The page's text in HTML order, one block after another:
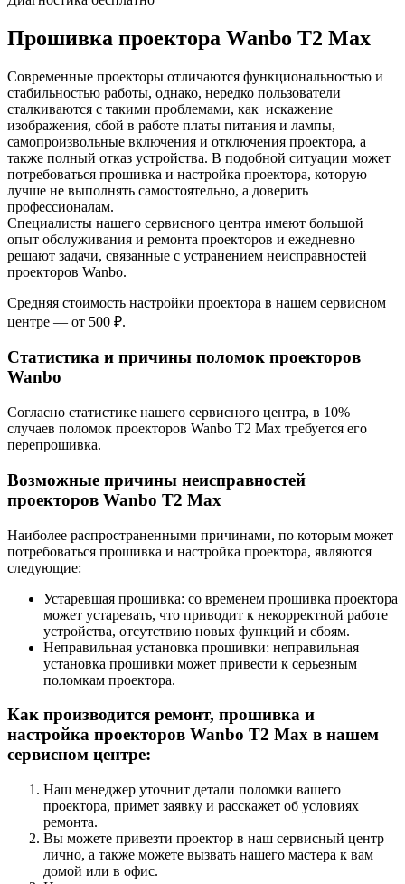
Прошивка проектора Wanbo T2 Max
Современные проекторы отличаются функциональностью и
стабильностью работы, однако, нередко пользователи
сталкиваются с такими проблемами, как искажение
изображения, сбой в работе платы питания и лампы,
самопроизвольные включения и отключения проектора, а
также полный отказ устройства. В подобной ситуации может
потребоваться прошивка и настройка проектора, которую
лучше не выполнять самостоятельно, а доверить
профессионалам.
Специалисты нашего сервисного центра имеют большой
опыт обслуживания и ремонта проекторов и ежедневно
решают задачи, связанные с устранением неисправностей
проекторов Wanbo.
Средняя стоимость настройки проектора в нашем сервисном
центре — от 500 ₽.
Статистика и причины поломок проекторов
Wanbo
Согласно статистике нашего сервисного центра, в 10%
случаев поломок проекторов Wanbo T2 Max требуется его
перепрошивка.
Возможные причины неисправностей
проекторов Wanbo T2 Max
Наиболее распространенными причинами, по которым может
потребоваться прошивка и настройка проектора, являются
следующие:
Устаревшая прошивка: со временем прошивка проектора
может устаревать, что приводит к некорректной работе
устройства, отсутствию новых функций и сбоям.
Неправильная установка прошивки: неправильная
установка прошивки может привести к серьезным
поломкам проектора.
Как производится ремонт, прошивка и
настройка проекторов Wanbo T2 Max в нашем
сервисном центре:
Наш менеджер уточнит детали поломки вашего
проектора, примет заявку и расскажет об условиях
ремонта.
Вы можете привезти проектор в наш сервисный центр
лично, а также можете вызвать нашего мастера к вам
домой или в офис.